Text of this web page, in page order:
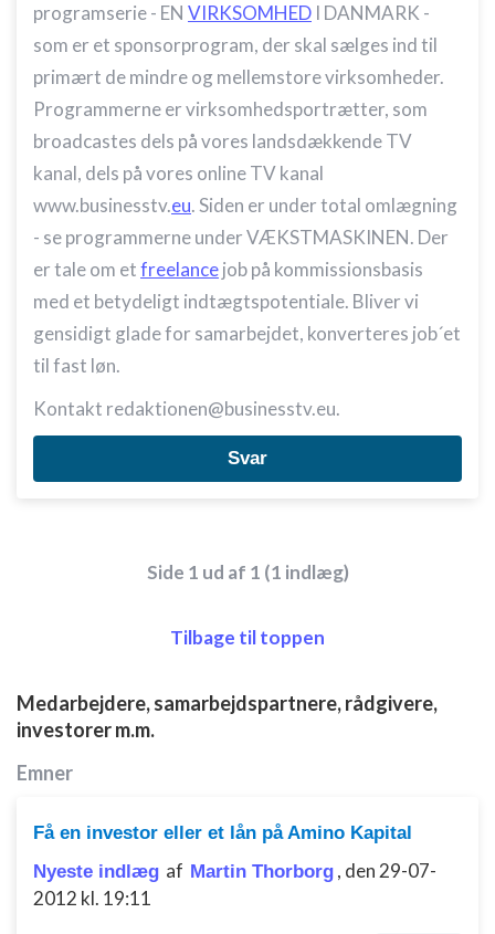
programserie - EN VIRKSOMHED I DANMARK -
som er et sponsorprogram, der skal sælges ind til
primært de mindre og mellemstore virksomheder.
Programmerne er virksomhedsportrætter, som
broadcastes dels på vores landsdækkende TV
kanal, dels på vores online TV kanal
www.businesstv.eu. Siden er under total omlægning
- se programmerne under VÆKSTMASKINEN. Der
er tale om etfreelancejob på kommissionsbasis
med et betydeligt indtægtspotentiale. Bliver vi
gensidigt glade for samarbejdet, konverteres job´et
til fast løn.
Kontakt redaktionen@businesstv.eu.
Svar
Side 1 ud af 1 (1 indlæg)
Tilbage til toppen
Medarbejdere, samarbejdspartnere, rådgivere,
investorer m.m.
Emner
Få en investor eller et lån på Amino Kapital
Nyeste indlæg af Martin Thorborg , den 29-07-
2012 kl. 19:11